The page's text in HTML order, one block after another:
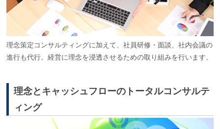
理念策定コンサルティングに加えて、社員研修・面談、社内会議の
進行も代行。経営に理念を浸透させるための取り組みを行います。
理念とキャッシュフローのトータルコンサルテ
ィング